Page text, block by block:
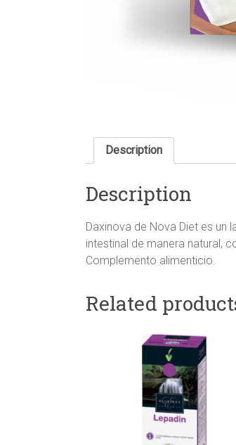
Description
Description
Daxinova de Nova Diet es un
intestinal de manera natural,
Complemento alimenticio.
Related